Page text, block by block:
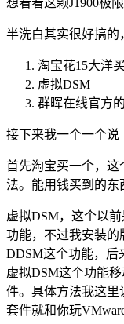
想看看这颗J1900极
半洗白其实很好搞的
淘宝花15大洋
虚拟DSM
群晖在线官方
接下来我一个一个说
首先淘宝买一个，这
法。能用钱买到的东
虚拟DSM，这个以
功能，不过我安装的
DDSM这个功能，后
虚拟DSM这个功能移
件。具体方法我这里
套件就和你玩